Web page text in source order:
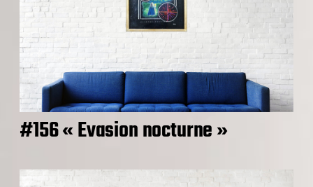
#156 « Evasion nocturne »